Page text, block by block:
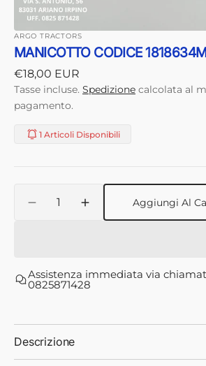
ARGO TRACTORS
MANICOTTO CODICE
Prezzo
di
listino
€18,00 EUR
Tasse incluse. Spedizione calcolata al
pagamento.
1 Articoli Disponibili
Diminuisci
CODICE
1818634M1
Aumenta
quantità
CODICE
1818634M1
Aggiungi Al
Assistenza immediata via
0825871428
Descrizione